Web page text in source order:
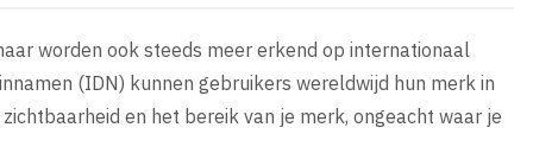
worden ook steeds meer erkend op internationaal
(IDN) kunnen gebruikers wereldwijd hun merk in
en het bereik van je merk, ongeacht waar je